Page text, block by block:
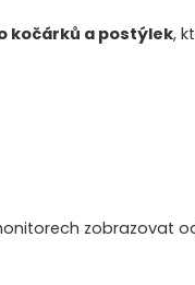
kočárků a postýlek,
zobrazovat